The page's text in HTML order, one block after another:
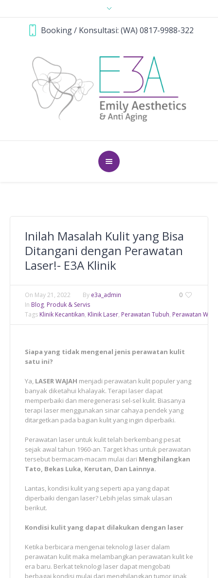
Booking / Konsultasi: (WA) 0817-9988-322
Inilah Masalah Kulit yang Bisa
Ditangani dengan Perawatan
Laser!- E3A Klinik
0
On May 21, 2022 By e3a_admin
In Blog, Produk & Servis
Tags Klinik Kecantikan, Klinik Laser, Perawatan Tubuh, Perawatan
Siapa yang tidak mengenal jenis perawatan kulit
satu ini?
Ya, LASER WAJAH menjadi perawatan kulit populer yang
banyak diketahui khalayak. Terapi laser dapat
memperbaiki dan meregenerasi sel-sel kulit. Biasanya
terapi laser menggunakan sinar cahaya pendek yang
ditargetkan pada bagian kulit yang ingin diperbaiki.
Perawatan laser untuk kulit telah berkembang pesat
sejak awal tahun 1960-an. Target khas untuk perawatan
tersebut bermacam-macam mulai dari Menghilangkan
Tato, Bekas Luka, Kerutan, Dan Lainnya.
Lantas, kondisi kulit yang seperti apa yang dapat
diperbaiki dengan laser? Lebih jelas simak ulasan
berikut.
Kondisi kulit yang dapat dilakukan dengan laser
Ketika berbicara mengenai teknologi laser dalam
perawatan kulit maka melambangkan perawatan kulit ke
era baru. Berkat teknologi laser dapat mengobati
berbagai kondisi mulai dari menghilangkan tumor jinak